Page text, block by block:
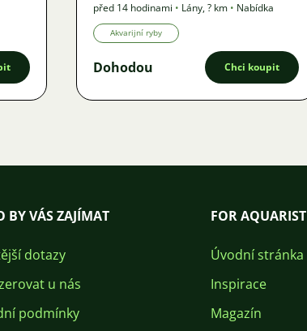
před 14 hodinami • Lány,? km • Nabídka
Akvarijní ryby
Dohodou Chci koupit
BY VÁS ZAJÍMAT
dotazy
u nás
podmínky
FOR AQUARIST
Úvodní stránka
Inspirace
Magazín